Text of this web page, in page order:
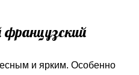
и ярким. Особенно